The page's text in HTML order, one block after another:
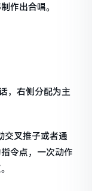
作出合唱。
，右侧分配为主
交叉推子或者通
令点，一次动作